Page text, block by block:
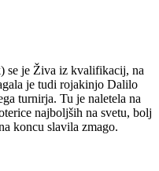
se je Živa iz kvalifikacij, na
je tudi rojakinjo Dalilo
turnirja. Tu je naletela na
najboljših na svetu, bolj
koncu slavila zmago.